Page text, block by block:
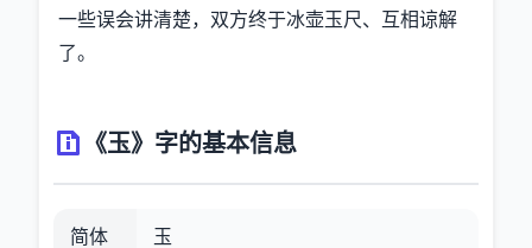
一些误会讲清楚，双方终于冰壶玉尺、互相谅解
了。
《玉》字的基本信息
简体 玉